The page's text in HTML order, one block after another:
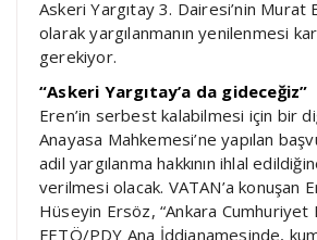
Askeri Yargıtay 3. Dairesi’nin Murat
olarak yargılanmanın yenilenmesi
gerekiyor.
“Askeri Yargıtay’a da gideceğiz”
Eren’in serbest kalabilmesi için bir
Anayasa Mahkemesi’ne yapılan
adil yargılanma hakkının ihlal
verilmesi olacak. VATAN’a konuşan
Hüseyin Ersöz, “Ankara Cumhuriyet
FETÖ/PDY Ana İddianamesinde,